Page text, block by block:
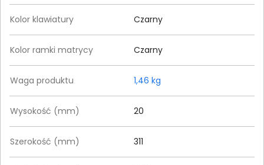
Kolor klawiatury Czarny
Kolor ramki matrycy Czarny
Waga produktu 1,46 kg
Wysokość (mm) 20
Szerokość (mm) 311